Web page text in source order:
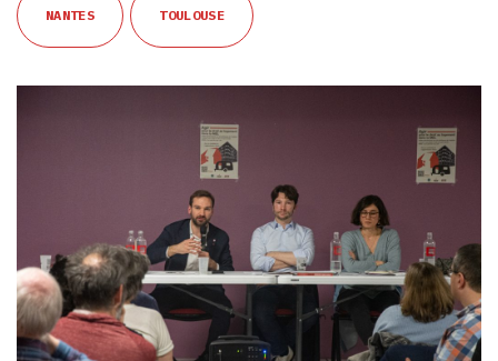
NANTES TOULOUSE